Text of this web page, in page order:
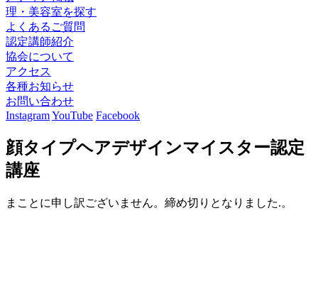
理・美容室を探す
よくあるご質問
認定講師紹介
協会について
アクセス
各種お知らせ
お問い合わせ
InstagramYouTube Facebook
顔タイプヘアデザインマイスター認定
講座
まことに申し訳ございません。締め切りとなりました.。